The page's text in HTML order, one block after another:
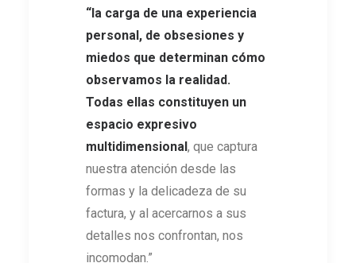
“la carga de una experiencia
personal, de obsesiones y
miedos que determinan cómo
observamos la realidad.
Todas ellas constituyen un
espacio expresivo
multidimensional, que captura
nuestra atención desde las
formas y la delicadeza de su
factura, y al acercarnos a sus
detalles nos confrontan, nos
incomodan.”